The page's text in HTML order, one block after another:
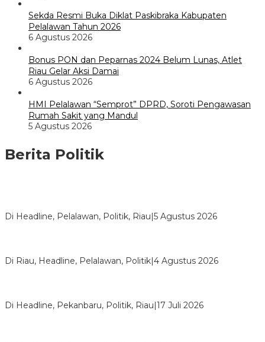
Sekda Resmi Buka Diklat Paskibraka Kabupaten
Pelalawan Tahun 2026
6 Agustus 2026
Bonus PON dan Peparnas 2024 Belum Lunas, Atlet
Riau Gelar Aksi Damai
6 Agustus 2026
HMI Pelalawan “Semprot” DPRD, Soroti Pengawasan
Rumah Sakit yang Mandul
5 Agustus 2026
Berita Politik
Di Headline, Pelalawan, Politik, Riau|5 Agustus 2026
Di Riau, Headline, Pelalawan, Politik|4 Agustus 2026
Di Headline, Pekanbaru, Politik, Riau|17 Juli 2026